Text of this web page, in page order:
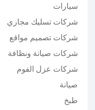
سيارات
شركات تسليك مجاري
شركات تصميم مواقع
شركات صيانة ونظافة
شركات عزل الفوم
صيانة
طبخ